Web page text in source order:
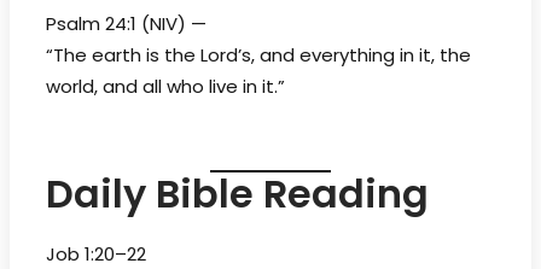
Psalm 24:1 (NIV) —
“The earth is the Lord’s, and everything in it, the
world, and all who live in it.”
Daily Bible Reading
Job 1:20–22